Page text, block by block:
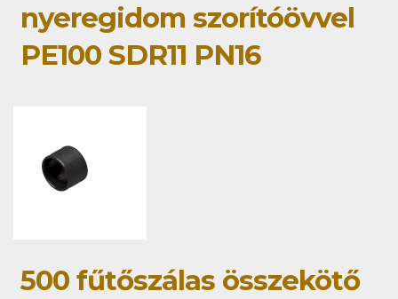
nyeregidom szorítóövvel
PE100 SDR11 PN16
500 fűtőszálas összekötő